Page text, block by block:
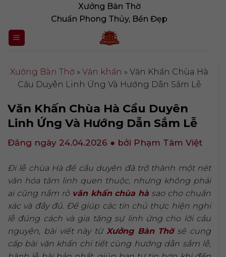
nội
dung
Xưởng Bàn Thờ
Chuẩn Phong Thủy, Bền Đẹp
Xưởng Bàn Thờ » Văn khấn » Văn Khấn Chùa Hà
Cầu Duyên Linh Ứng Và Hướng Dẫn Sắm Lễ
Văn Khấn Chùa Hà Cầu Duyên
Linh Ứng Và Hướng Dẫn Sắm Lễ
Đăng ngày 24.04.2026 ● bởi Phạm Tâm Việt
Đi lễ chùa Hà để cầu duyên đã trở thành một nét
văn hóa tâm linh quen thuộc, nhưng không phải
ai cũng nắm rõ văn khấn chùa hà sao cho chuẩn
xác và đầy đủ. Để giúp các tín chủ thực hiện nghi
lễ đúng cách và gia tăng sự linh ứng cho lời cầu
nguyện, bài viết này từ Xưởng Bàn Thờsẽ cung
cấp bài văn khấn chi tiết cùng hướng dẫn sắm lễ,